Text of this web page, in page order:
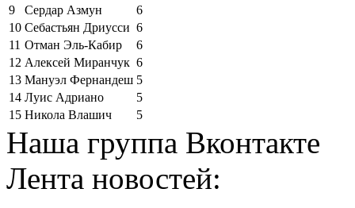
9
Сердар Азмун
6
10 Себастьян Дриусси 6
11 Отман Эль-Кабир
6
12 Алексей Миранчук 6
13 Мануэл Фернандеш 5
14 Луис Адриано
5
15 Никола Влашич 5
Наша группа Вконтакте
Лента новостей: